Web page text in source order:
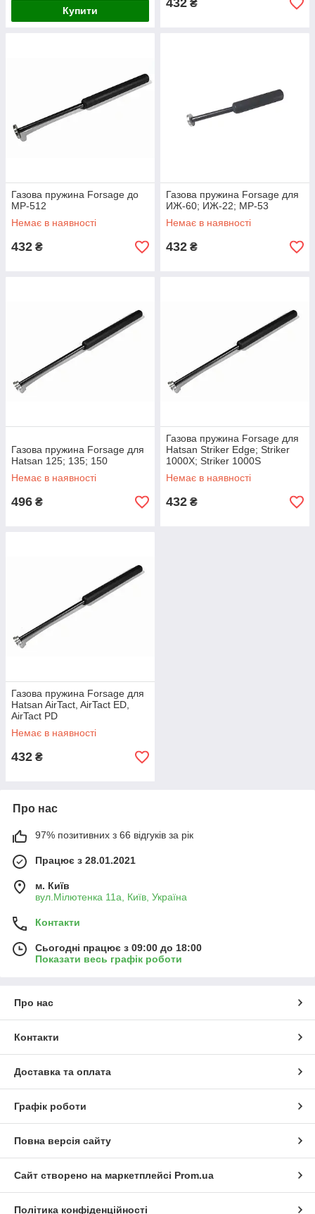
Купити
432 ₴
Газова пружина Forsage до
МР-512
Немає в наявності
432 ₴
Газова пружина Forsage для
ИЖ-60; ИЖ-22; МР-53
Немає в наявності
432 ₴
Газова пружина Forsage для
Hatsan 125; 135; 150
Немає в наявності
496 ₴
Газова пружина Forsage для
Hatsan Striker Edge; Striker
1000X; Striker 1000S
Немає в наявності
432 ₴
Газова пружина Forsage для
Hatsan AirTact, AirTact ED,
AirTact PD
Немає в наявності
432 ₴
Про нас
97% позитивних з 66 відгуків за рік
Працює з 28.01.2021
м. Київ
вул.Мілютенка 11а, Київ, Україна
Контакти
Сьогодні працює з 09:00 до 18:00
Показати весь графік роботи
Про нас
Контакти
Доставка та оплата
Графік роботи
Повна версія сайту
Сайт створено на маркетплейсі Prom.ua
Політика конфіденційності